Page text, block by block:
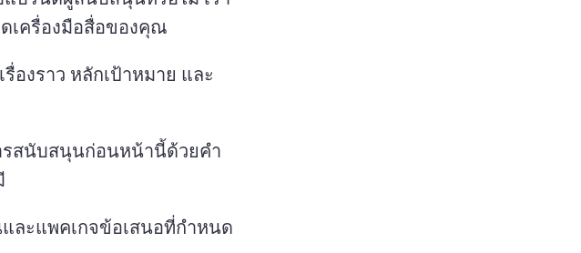
เครื่องมือสื่อของคุณ
องราว หลักเป้าหมาย และ
รสนับสนุนก่อนหน้านี้ด้วยคํา
ละแพคเกจข้อเสนอที่กําหนด